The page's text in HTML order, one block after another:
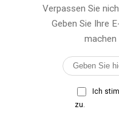
Verpassen Sie
Geben Sie Ihre
machen
Ich
zu.